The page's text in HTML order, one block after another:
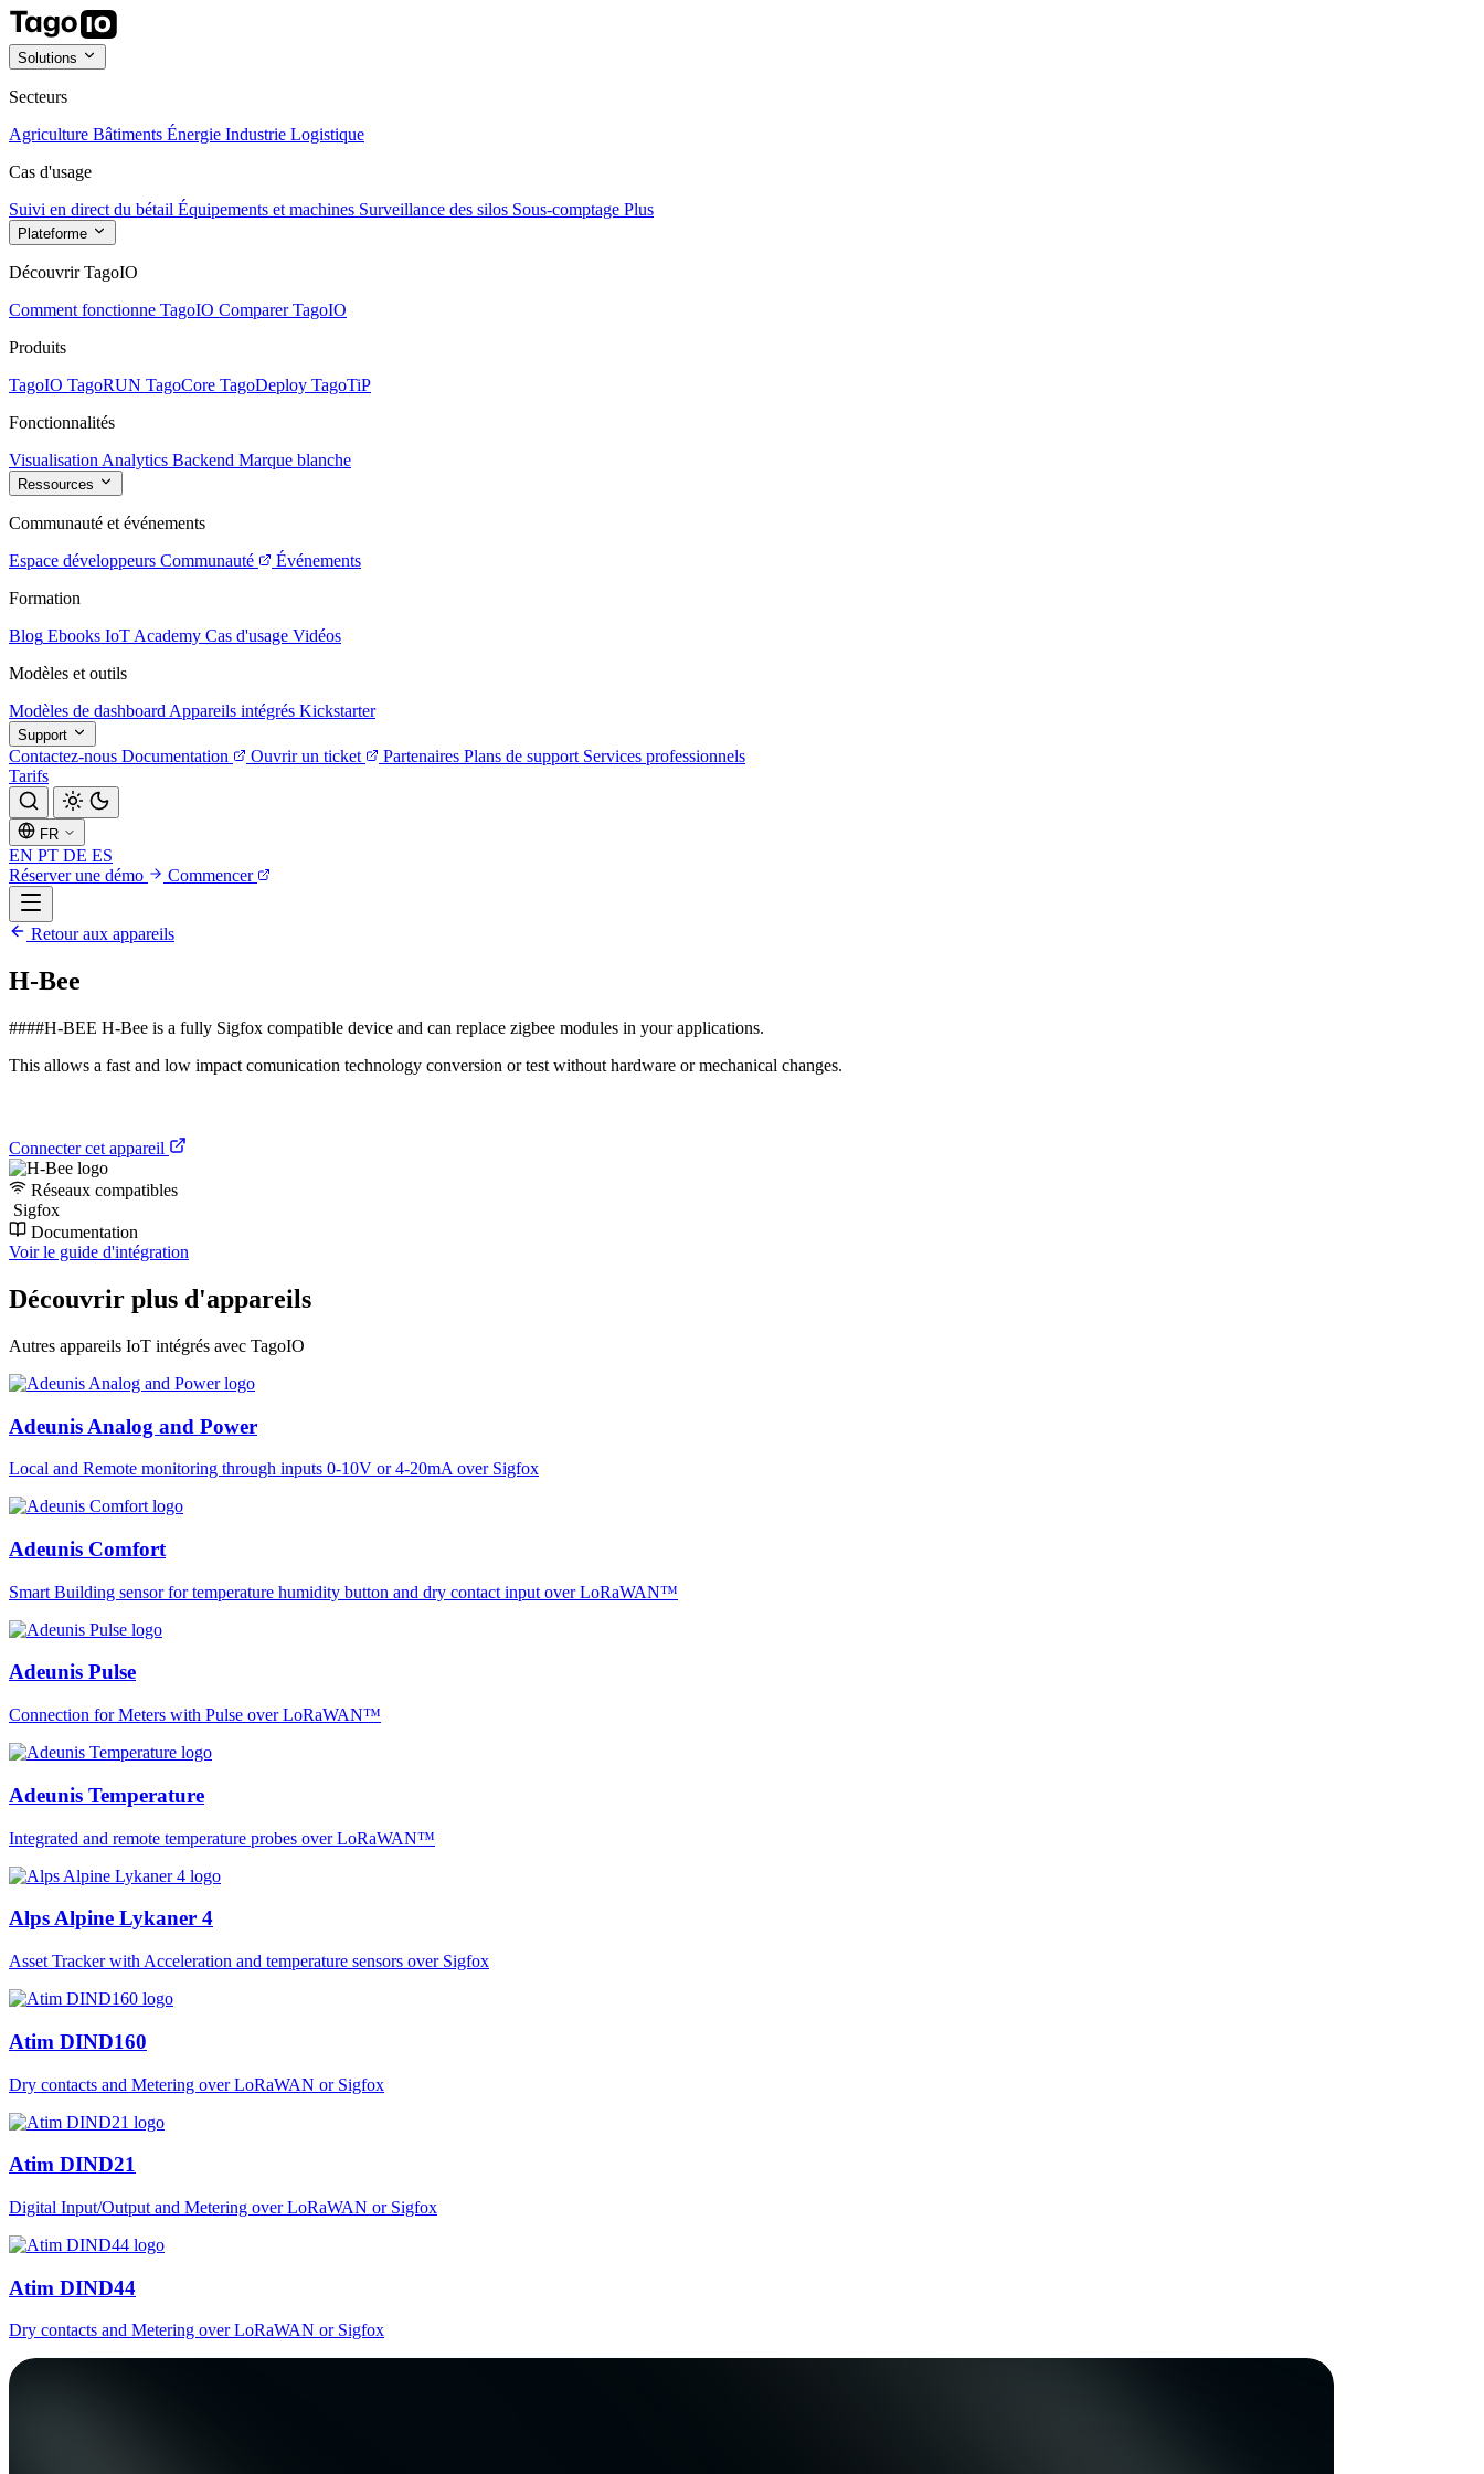
Solutions
Secteurs
Agriculture Bâtiments Énergie Industrie Logistique
Cas d'usage
Suivi en direct du bétail Équipements et machines Surveillance des silos Sous-comptage Plus
Plateforme
Découvrir TagoIO
Comment fonctionne TagoIO Comparer TagoIO
Produits
TagoIO TagoRUN TagoCore TagoDeploy TagoTiP
Fonctionnalités
Visualisation Analytics Backend Marque blanche
Ressources
Communauté et événements
Espace développeurs Communauté
Événements
Formation
Blog Ebooks IoT Academy Cas d'usage Vidéos
Modèles et outils
Modèles de dashboard Appareils intégrés Kickstarter
Support
Contactez-nous Documentation Ouvrir un ticket Partenaires Plans de support Services professionnels
Tarifs
FR
EN PT DE ES
Réserver une démo
Commencer
Retour aux appareils
H-Bee
####H-BEE H-Bee is a fully Sigfox compatible device and can replace zigbee modules in your applications.
This allows a fast and low impact comunication technology conversion or test without hardware or mechanical changes.
Connecter cet appareil
Réseaux compatibles
Sigfox
Documentation
Voir le guide d'intégration
Découvrir plus d'appareils
Autres appareils IoT intégrés avec TagoIO
Adeunis Analog and Power
Local and Remote monitoring through inputs 0-10V or 4-20mA over Sigfox
Adeunis Comfort
Smart Building sensor for temperature humidity button and dry contact input over LoRaWAN™
Adeunis Pulse
Connection for Meters with Pulse over LoRaWAN™
Adeunis Temperature
Integrated and remote temperature probes over LoRaWAN™
Alps Alpine Lykaner 4
Asset Tracker with Acceleration and temperature sensors over Sigfox
Atim DIND160
Dry contacts and Metering over LoRaWAN or Sigfox
Atim DIND21
Digital Input/Output and Metering over LoRaWAN or Sigfox
Atim DIND44
Dry contacts and Metering over LoRaWAN or Sigfox